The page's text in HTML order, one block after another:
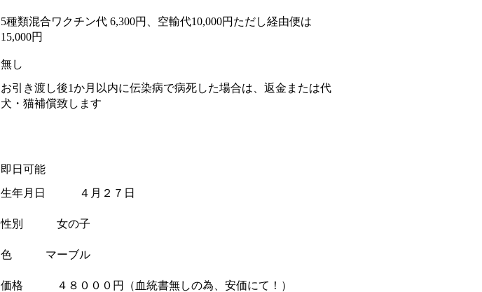
5種類混合ワクチン代 6,300円、空輸代10,000円ただし経由便は
15,000円
無し
お引き渡し後1か月以内に伝染病で病死した場合は、返金または代
犬・猫補償致します
即日可能
生年月日 ４月２７日
性別 女の子
色 マーブル
価格 ４８０００円（血統書無しの為、安価にて！）